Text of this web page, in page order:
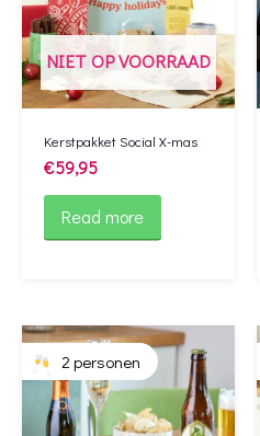
NIET OP VOORRAAD
Kerstpakket Social X-mas
€59,95
Read more
2 personen